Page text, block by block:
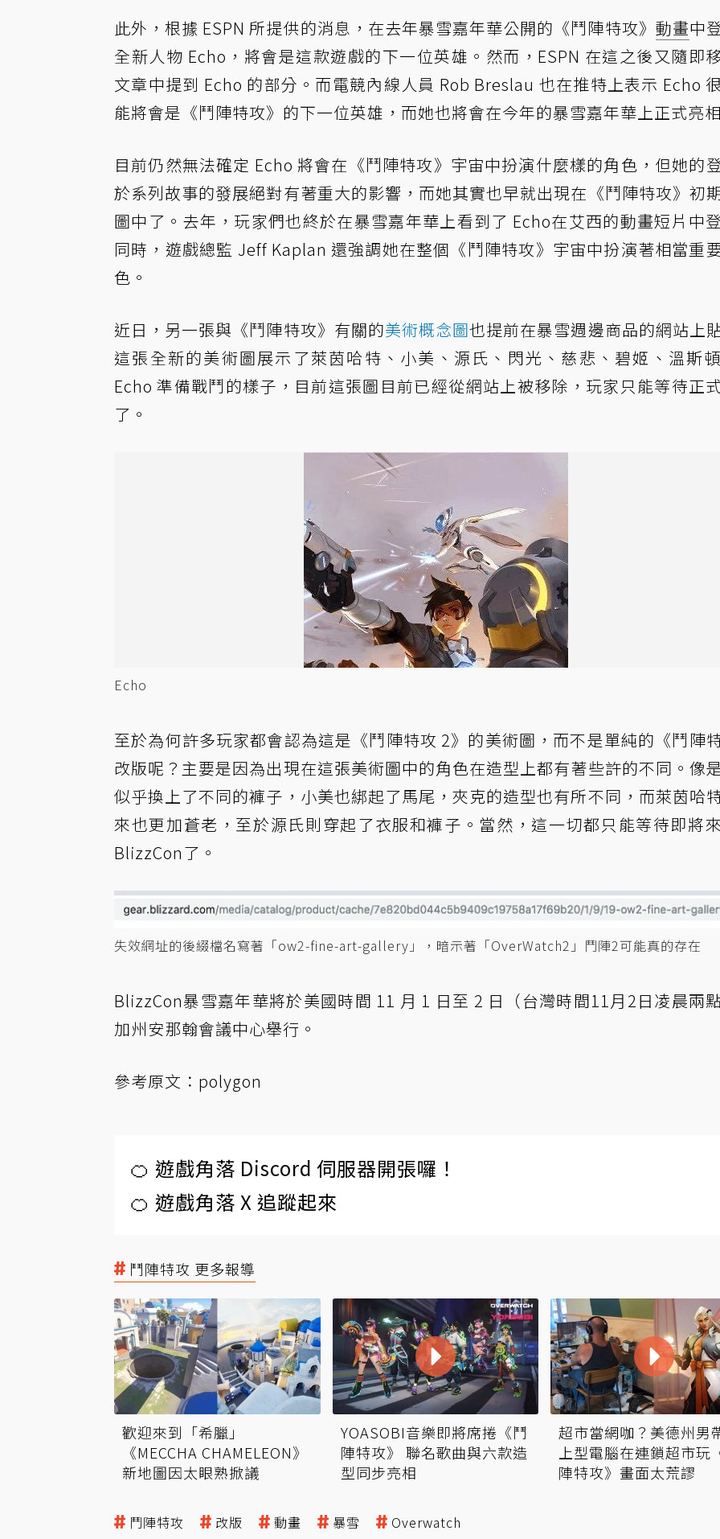
此外，根據 ESPN 所提供的消息，在去年暴雪嘉年華公開的《鬥陣特攻》 動畫中
全新人物 Echo，將會是這款遊戲的下一位英雄。然而，ESPN 在這之後又隨即
文章中提到 Echo 的部分。而電競內線人員 Rob Breslau 也在推特上表示 Echo
能將會是《鬥陣特攻》的下一位英雄，而她也將會在今年的暴雪嘉年華上正式亮相
目前仍然無法確定 Echo 將會在《鬥陣特攻》宇宙中扮演什麼樣的角色，但她的
於系列故事的發展絕對有著重大的影響，而她其實也早就出現在《鬥陣特攻》初
圖中了。去年，玩家們也終於在暴雪嘉年華上看到了 Echo在艾西的動畫短片中
同時，遊戲總監 Jeff Kaplan 還強調她在整個《鬥陣特攻》宇宙中扮演著相當重
色。
近日，另一張與《鬥陣特攻》有關的美術概念圖也提前在暴雪週邊商品的網站上
這張全新的美術圖展示了萊茵哈特、小美、源氏、閃光、慈悲、碧姬、溫斯
Echo 準備戰鬥的樣子，目前這張圖目前已經從網站上被移除，玩家只能等待正
了。
Echo
至於為何許多玩家都會認為這是《鬥陣特攻 2》的美術圖，而不是單純的《鬥陣特
改版呢？主要是因為出現在這張美術圖中的角色在造型上都有著些許的不同。像
似乎換上了不同的褲子，小美也綁起了馬尾，夾克的造型也有所不同，而萊茵哈
來也更加蒼老，至於源氏則穿起了衣服和褲子。當然，這一切都只能等待即將
BlizzCon了。
失效網址的後綴檔名寫著「ow2-fine-art-gallery」，暗示著「OverWatch2」鬥陣2可能真的存在
BlizzCon暴雪嘉年華將於美國時間 11 月 1 日至 2 日（台灣時間11月2日凌晨兩
加州安那翰會議中心舉行。
參考原文： polygon
🍊 遊戲角落 Discord 伺服器開張囉！
🍊 遊戲角落 X 追蹤起來
鬥陣特攻 更多報導
歡迎來到「希臘」
《MECCHA CHAMELEON》
新地圖因太眼熟掀議
YOASOBI音樂即將席捲《鬥
陣特攻》 聯名歌曲與六款造
型同步亮相
超市當網咖？美德州男
上型電腦在連鎖超市玩
陣特攻》畫面太荒謬
鬥陣特攻 改版 動畫 暴雪 Overwatch